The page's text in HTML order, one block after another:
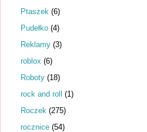
Ptaszek (6)
Pudełko (4)
Reklamy (3)
roblox (6)
Roboty (18)
rock and roll (1)
Roczek (275)
rocznice (54)